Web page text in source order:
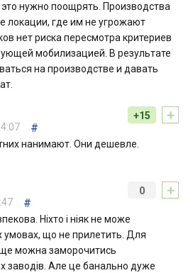
нужно поощрять. Производства
локации, где им не угрожают
нет риска пересмотра критериев
мобилизацией. В результате
на производстве и давать
+
+15
#
нанимают. Они дешевле.
+
0
#
Ніхто і ніяк не може
умовах, що не прилетить. Для
можна заморочитись
заводів. Але це банально дуже